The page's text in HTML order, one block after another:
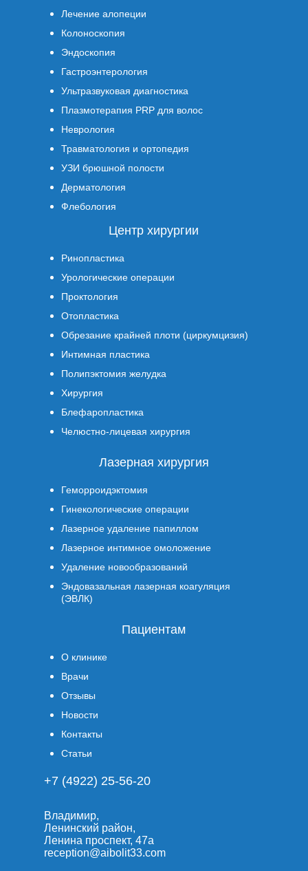
Лечение алопеции
Колоноскопия
Эндоскопия
Гастроэнтерология
Ультразвуковая диагностика
Плазмотерапия PRP для волос
Неврология
Травматология и ортопедия
УЗИ брюшной полости
Дерматология
Флебология
Центр хирургии
Ринопластика
Урологические операции
Проктология
Отопластика
Обрезание крайней плоти (циркумцизия)
Интимная пластика
Полипэктомия желудка
Хирургия
Блефаропластика
Челюстно-лицевая хирургия
Лазерная хирургия
Геморроидэктомия
Гинекологические операции
Лазерное удаление папиллом
Лазерное интимное омоложение
Удаление новообразований
Эндовазальная лазерная коагуляция
(ЭВЛК)
Пациентам
О клинике
Врачи
Отзывы
Новости
Контакты
Статьи
+7 (4922) 25-56-20
Владимир,
Ленинский район,
Ленина проспект, 47а
reception@aibolit33.com